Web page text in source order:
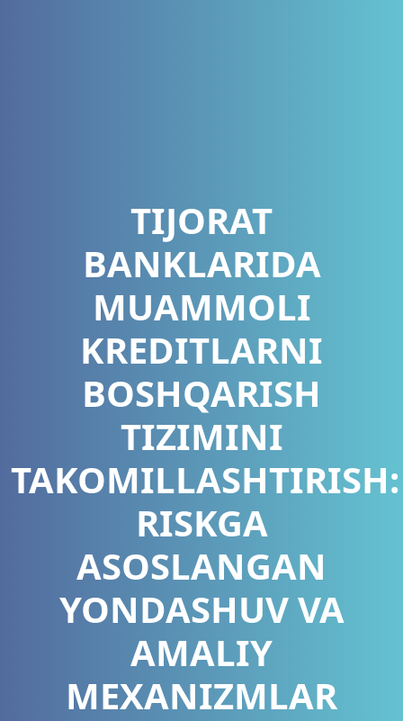
TIJORAT
BANKLARIDA
MUAMMOLI
KREDITLARNI
BOSHQARISH
TIZIMINI
TAKOMILLASHTIRISH:
RISKGA
ASOSLANGAN
YONDASHUV VA
AMALIY
MEXANIZMLAR